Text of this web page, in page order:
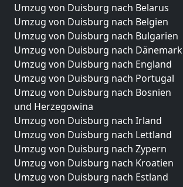
Umzug von Duisburg nach Belarus
Umzug von Duisburg nach Belgien
Umzug von Duisburg nach Bulgarien
Umzug von Duisburg nach Dänemark
Umzug von Duisburg nach England
Umzug von Duisburg nach Portugal
Umzug von Duisburg nach Bosnien
und Herzegowina
Umzug von Duisburg nach Irland
Umzug von Duisburg nach Lettland
Umzug von Duisburg nach Zypern
Umzug von Duisburg nach Kroatien
Umzug von Duisburg nach Estland